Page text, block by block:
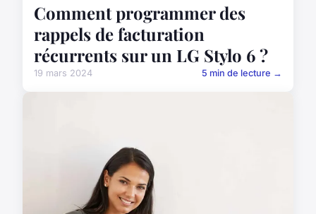
Comment programmer des
rappels de facturation
récurrents sur un LG Stylo 6 ?
19 mars 2024 5 min de lecture →